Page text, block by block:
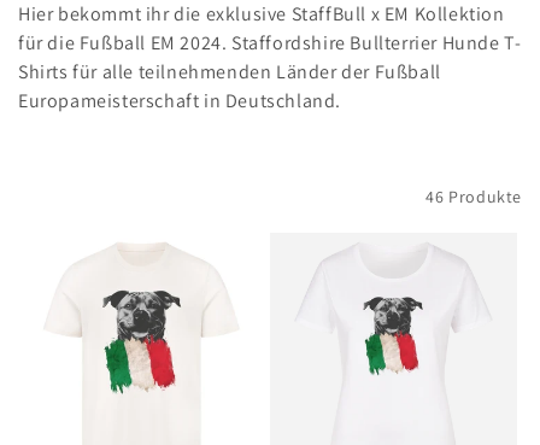
e
g
Hier bekommt ihr die exklusive StaffBull x EM Kollektion
für die Fußball EM 2024. Staffordshire Bullterrier Hunde T-
Shirts für alle teilnehmenden Länder der Fußball
Europameisterschaft in Deutschland.
46 Produkte